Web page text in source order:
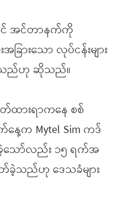
ပြင် အင်တာနက်ကို
ားသော လုပ်ငန်းများ
သည်ဟု ဆိုသည်။
ားရာကနေ စစ်
ေ့က Mytel Sim ကဒ်
သော်လည်း ၁၅ ရက်အ
ခဲ့သည်ဟု ဒေသခံများ